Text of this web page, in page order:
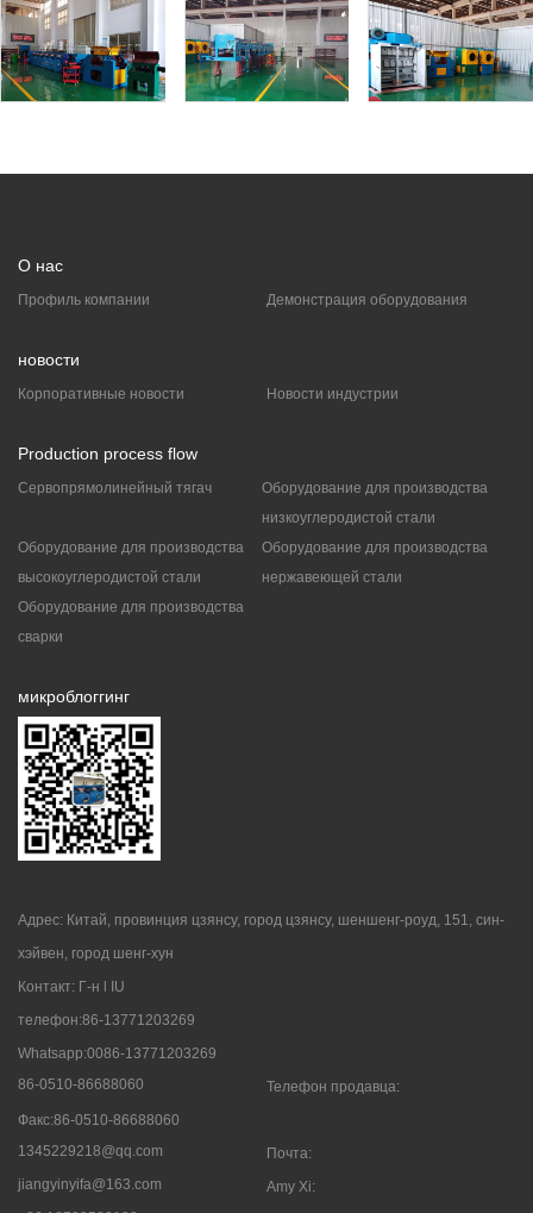
О нас
Профиль компании Демонстрация оборудования
новости
Корпоративные новости Новости индустрии
Production process flow
Сервопрямолинейный тягач
Оборудование для производства
низкоуглеродистой стали
Оборудование для производства
высокоуглеродистой стали
Оборудование для производства
нержавеющей стали
Оборудование для производства
сварки
микроблоггинг
Адрес: Китай, провинция цзянсу, город цзянсу, шеншенг-роуд, 151, син-
хэйвен, город шенг-хун
Контакт: Г-н l IU
телефон:86-13771203269
Whatsapp:0086-13771203269
Телефон продавца:
86-0510-86688060
Факс:86-0510-86688060
Почта:
1345229218@qq.com
Amy Xi:
jiangyinyifa@163.com